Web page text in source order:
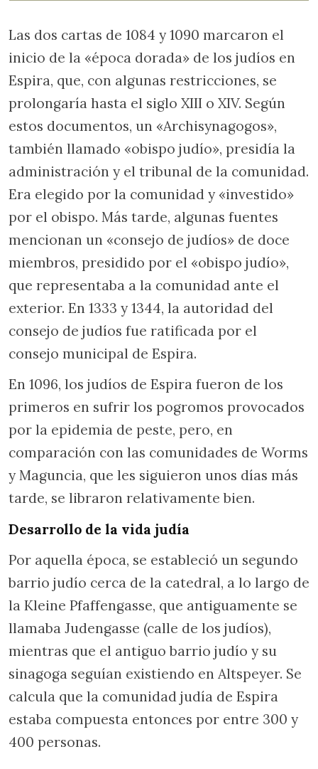
Las dos cartas de 1084 y 1090 marcaron el
inicio de la «época dorada» de los judíos en
Espira, que, con algunas restricciones, se
prolongaría hasta el siglo XIII o XIV. Según
estos documentos, un «Archisynagogos»,
también llamado «obispo judío», presidía la
administración y el tribunal de la comunidad.
Era elegido por la comunidad y «investido»
por el obispo. Más tarde, algunas fuentes
mencionan un «consejo de judíos» de doce
miembros, presidido por el «obispo judío»,
que representaba a la comunidad ante el
exterior. En 1333 y 1344, la autoridad del
consejo de judíos fue ratificada por el
consejo municipal de Espira.
En 1096, los judíos de Espira fueron de los
primeros en sufrir los pogromos provocados
por la epidemia de peste, pero, en
comparación con las comunidades de Worms
y Maguncia, que les siguieron unos días más
tarde, se libraron relativamente bien.
Desarrollo de la vida judía
Por aquella época, se estableció un segundo
barrio judío cerca de la catedral, a lo largo de
la Kleine Pfaffengasse, que antiguamente se
llamaba Judengasse (calle de los judíos),
mientras que el antiguo barrio judío y su
sinagoga seguían existiendo en Altspeyer. Se
calcula que la comunidad judía de Espira
estaba compuesta entonces por entre 300 y
400 personas.